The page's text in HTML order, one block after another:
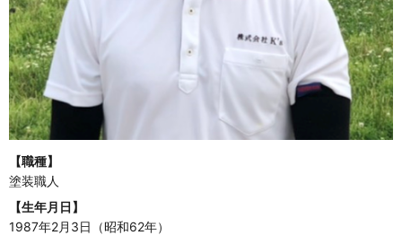
【職種】
塗装職人
【生年月日】
1987年2月3日（昭和62年）